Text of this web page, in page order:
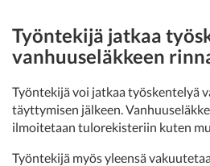
Työntekijä jatkaa
vanhuuseläkkeen
Työntekijä voi jatkaa työskentelyä
täyttymisen jälkeen.
ilmoitetaan tulorekisteriin kuten
Työntekijä myös yleensä